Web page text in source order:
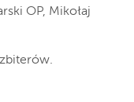
OP, Mikołaj